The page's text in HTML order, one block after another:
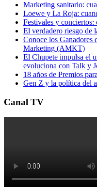
Marketing sanitario:
Loewe y La Roja:
Festivales y
El verdadero riesgo de
Conoce los
Marketing (AMKT)
El Chupete impulsa el
evoluciona con Talk y
18 años de Premios
Gen Z y la política del
Canal TV